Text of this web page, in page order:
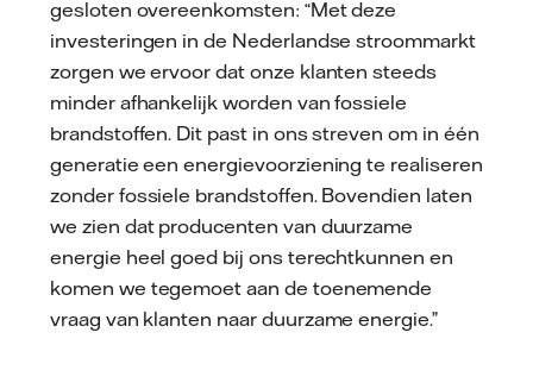
gesloten overeenkomsten: “Met deze
investeringen in de Nederlandse stroommarkt
zorgen we ervoor dat onze klanten steeds
minder afhankelijk worden van fossiele
brandstoffen. Dit past in ons streven om in één
generatie een energievoorziening te realiseren
zonder fossiele brandstoffen. Bovendien laten
we zien dat producenten van duurzame
energie heel goed bij ons terechtkunnen en
komen we tegemoet aan de toenemende
vraag van klanten naar duurzame energie.”